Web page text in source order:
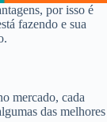
por isso é
fazendo e sua
mercado, cada
das melhores